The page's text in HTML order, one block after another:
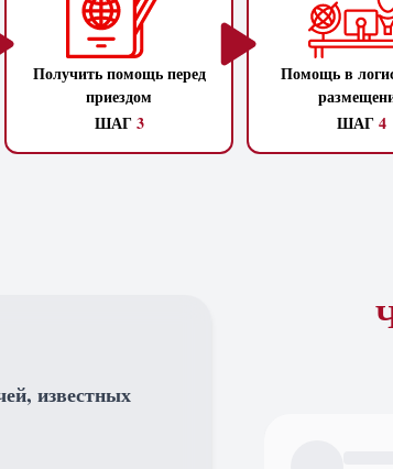
Получить помощь перед
приездом
ШАГ3
Помощь в
ШАГ4
известных